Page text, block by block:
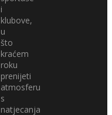
i
klubove,
u
što
kraćem
roku
prenijeti
atmosferu
s
natjecanja